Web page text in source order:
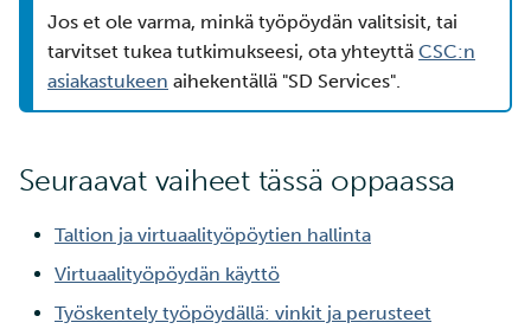
Jos et ole varma, minkä työpöydän valitsisit, tai
tarvitset tukea tutkimukseesi, ota yhteyttä CSC:n
asiakastukeen aihekentällä "SD Services".
Seuraavat vaiheet tässä oppaassa
Taltion ja virtuaalityöpöytien hallinta
Virtuaalityöpöydän käyttö
Työskentely työpöydällä: vinkit ja perusteet